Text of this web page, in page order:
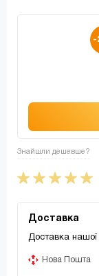
-
Знайшли дешевше?
Доставка
Доставка нашої
Нова Пошта